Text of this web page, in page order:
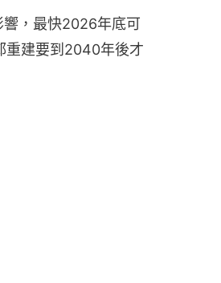
，最快2026年底可
重建要到2040年後才